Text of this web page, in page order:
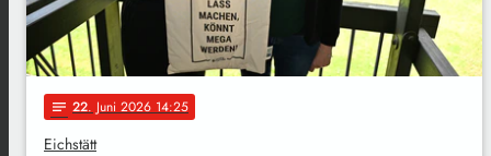
notes 22. Juni 2026 14:25
Eichstätt